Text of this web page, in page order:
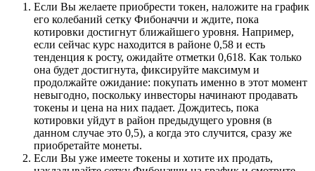
Если Вы желаете приобрести токен, наложите на график
его колебаний сетку Фибоначчи и ждите, пока
котировки достигнут ближайшего уровня. Например,
если сейчас курс находится в районе 0,58 и есть
тенденция к росту, ожидайте отметки 0,618. Как только
она будет достигнута, фиксируйте максимум и
продолжайте ожидание: покупать именно в этот момент
невыгодно, поскольку инвесторы начинают продавать
токены и цена на них падает. Дождитесь, пока
котировки уйдут в район предыдущего уровня (в
данном случае это 0,5), а когда это случится, сразу же
приобретайте монеты.
Если Вы уже имеете токены и хотите их продать,